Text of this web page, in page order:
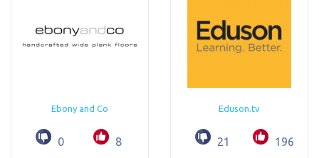
Ebony and Co
0 8
Eduson.tv
21 196